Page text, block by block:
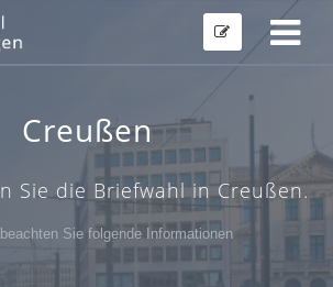
Creußen
Sie die Briefwahl in Creußen.
Sie folgende Informationen